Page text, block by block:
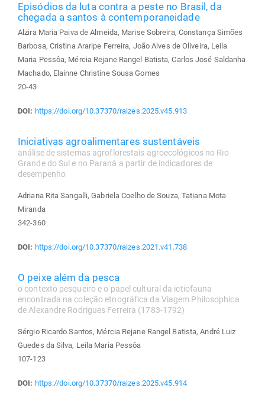
Episódios da luta contra a peste no Brasil, da
chegada a santos à contemporaneidade
Alzira Maria Paiva de Almeida, Marise Sobreira, Constança Simões
Barbosa, Cristina Araripe Ferreira, João Alves de Oliveira, Leila
Maria Pessôa, Mércia Rejane Rangel Batista, Carlos José Saldanha
Machado, Elainne Christine Sousa Gomes
20-43
DOI: https://doi.org/10.37370/raizes.2025.v45.913
Iniciativas agroalimentares sustentáveis
análise de sistemas agroflorestais agroecológicos no Rio
Grande do Sul e no Paraná a partir de indicadores de
desempenho
Adriana Rita Sangalli, Gabriela Coelho de Souza, Tatiana Mota
Miranda
342-360
DOI: https://doi.org/10.37370/raizes.2021.v41.738
O peixe além da pesca
o contexto pesqueiro e o papel cultural da ictiofauna
encontrada na coleção etnográfica da Viagem Philosophica
de Alexandre Rodrigues Ferreira (1783-1792)
Sérgio Ricardo Santos, Mércia Rejane Rangel Batista, André Luiz
Guedes da Silva, Leila Maria Pessôa
107-123
DOI: https://doi.org/10.37370/raizes.2025.v45.914